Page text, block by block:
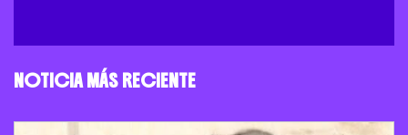
NOTICIA MÁS RECIENTE